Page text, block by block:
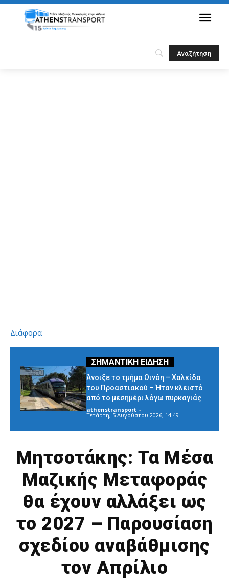
Διάφορα
Άνοιξε το τμήμα Οινόη – Χαλκίδα
του Προαστιακού – Ήταν κλειστό
από το μεσημέρι λόγω πυρκαγιάς
athenstransport -
Τετάρτη, 5 Αυγούστου 2026, 14:49
Μητσοτάκης: Τα Μέσα
Μαζικής Μεταφοράς
θα έχουν αλλάξει ως
το 2027 – Παρουσίαση
σχεδίου αναβάθμισης
τον Απρίλιο